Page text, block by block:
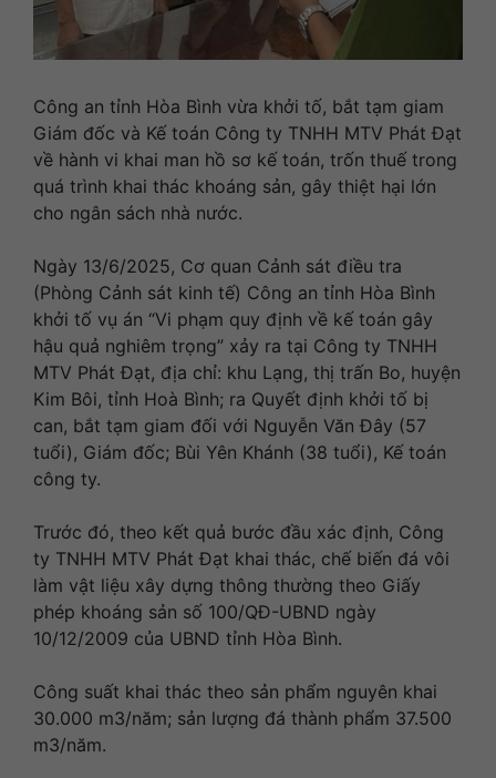
Công an tỉnh Hòa Bình vừa khởi tố, bắt tạm giam
Giám đốc và Kế toán Công ty TNHH MTV Phát Đạt
về hành vi khai man hồ sơ kế toán, trốn thuế trong
quá trình khai thác khoáng sản, gây thiệt hại lớn
cho ngân sách nhà nước.
Ngày 13/6/2025, Cơ quan Cảnh sát điều tra
(Phòng Cảnh sát kinh tế) Công an tỉnh Hòa Bình
khởi tố vụ án “Vi phạm quy định về kế toán gây
hậu quả nghiêm trọng” xảy ra tại Công ty TNHH
MTV Phát Đạt, địa chỉ: khu Lạng, thị trấn Bo, huyện
Kim Bôi, tỉnh Hoà Bình; ra Quyết định khởi tố bị
can, bắt tạm giam đối với Nguyễn Văn Đây (57
tuổi), Giám đốc; Bùi Yên Khánh (38 tuổi), Kế toán
công ty.
Trước đó, theo kết quả bước đầu xác định, Công
ty TNHH MTV Phát Đạt khai thác, chế biến đá vôi
làm vật liệu xây dựng thông thường theo Giấy
phép khoáng sản số 100/QĐ-UBND ngày
10/12/2009 của UBND tỉnh Hòa Bình.
Công suất khai thác theo sản phẩm nguyên khai
30.000 m3/năm; sản lượng đá thành phẩm 37.500
m3/năm.